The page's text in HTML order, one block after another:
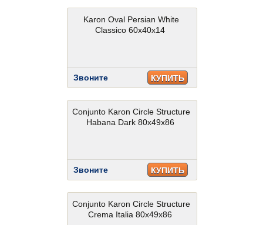
Karon Oval Persian White
Classico 60x40x14
Звоните КУПИТЬ
Conjunto Karon Circle Structure
Habana Dark 80x49x86
Звоните КУПИТЬ
Conjunto Karon Circle Structure
Crema Italia 80x49x86